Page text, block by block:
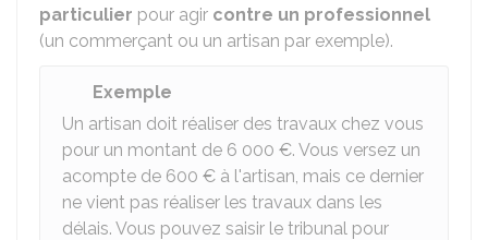
particulier pour agir contre un professionnel
(un commerçant ou un artisan par exemple).
Exemple
Un artisan doit réaliser des travaux chez vous
pour un montant de 6 000 €. Vous versez un
acompte de 600 € à l'artisan, mais ce dernier
ne vient pas réaliser les travaux dans les
délais. Vous pouvez saisir le tribunal pour